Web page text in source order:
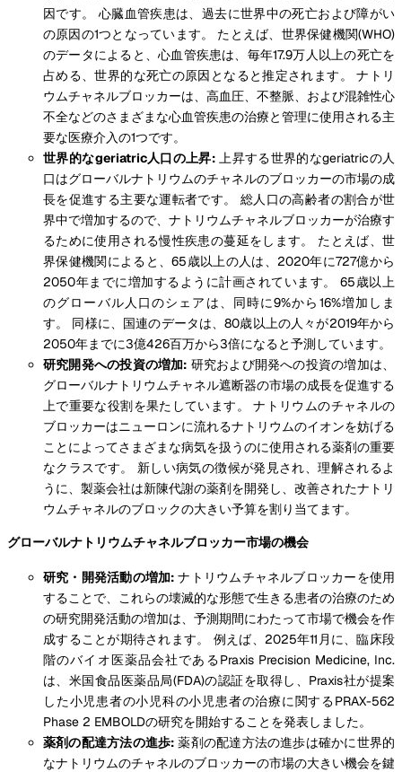
因です。 心臓血管疾患は、過去に世界中の死亡および障がい
の原因の1つとなっています。 たとえば、世界保健機関(WHO)
のデータによると、心血管疾患は、毎年17.9万人以上の死亡を
占める、世界的な死亡の原因となると推定されます。 ナトリ
ウムチャネルブロッカーは、高血圧、不整脈、および混雑性心
不全などのさまざまな心血管疾患の治療と管理に使用される主
要な医療介入の1つです。
世界的なgeriatric人口の上昇:上昇する世界的なgeriatricの人
口はグローバルナトリウムのチャネルのブロッカーの市場の成
長を促進する主要な運転者です。 総人口の高齢者の割合が世
界中で増加するので、ナトリウムチャネルブロッカーが治療す
るために使用される慢性疾患の蔓延をします。 たとえば、世
界保健機関によると、65歳以上の人は、2020年に727億から
2050年までに増加するように計画されています。 65歳以上
のグローバル人口のシェアは、同時に9%から16%増加しま
す。 同様に、国連のデータは、80歳以上の人々が2019年から
2050年までに3億426百万から3倍になると予測しています。
研究開発への投資の増加: 研究および開発への投資の増加は、
グローバルナトリウムチャネル遮断器の市場の成長を促進する
上で重要な役割を果たしています。 ナトリウムのチャネルの
ブロッカーはニューロンに流れるナトリウムのイオンを妨げる
ことによってさまざまな病気を扱うのに使用される薬剤の重要
なクラスです。 新しい病気の徴候が発見され、理解されるよ
うに、製薬会社は新陳代謝の薬剤を開発し、改善されたナトリ
ウムチャネルのブロックの大きい予算を割り当てます。
グローバルナトリウムチャネルブロッカー市場の機会
研究・開発活動の増加: ナトリウムチャネルブロッカーを使用
することで、これらの壊滅的な形態で生きる患者の治療のため
の研究開発活動の増加は、予測期間にわたって市場で機会を作
成することが期待されます。 例えば、2025年11月に、臨床段
階のバイオ医薬品会社であるPraxis Precision Medicine, Inc.
は、米国食品医薬品局(FDA)の認証を取得し、Praxis社が提案
した小児患者の小児科の小児患者の治療に関するPRAX-562
Phase 2 EMBOLDの研究を開始することを発表しました。
薬剤の配達方法の進歩: 薬剤の配達方法の進歩は確かに世界的
なナトリウムのチャネルのブロッカーの市場の大きい機会を鍵